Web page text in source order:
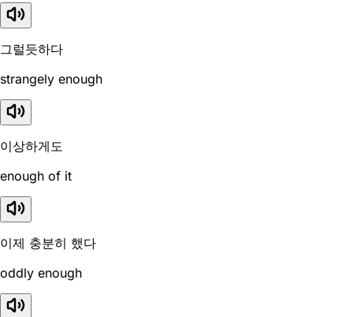
그럴듯하다
strangely enough
이상하게도
enough of it
이제 충분히 했다
oddly enough